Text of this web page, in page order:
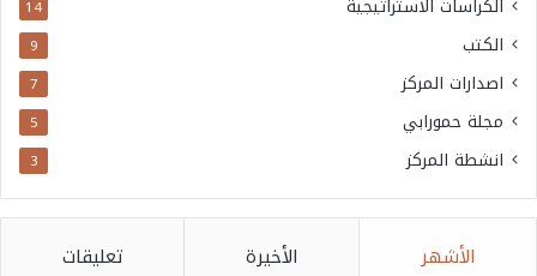
الكراسات الاستراتيجية 14
الكتب 9
اصدارات المركز 7
مجلة حمورابي 5
انشطة المركز 3
الأشهر الأخيرة تعليقات